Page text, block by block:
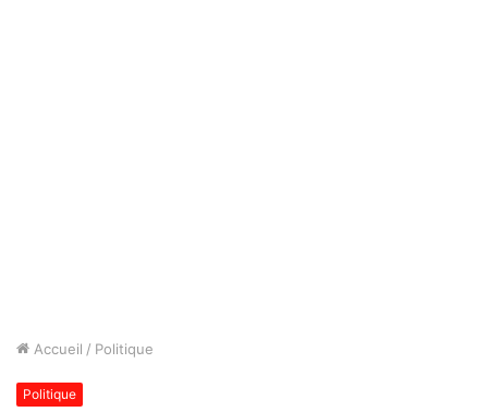
Accueil / Politique
Politique